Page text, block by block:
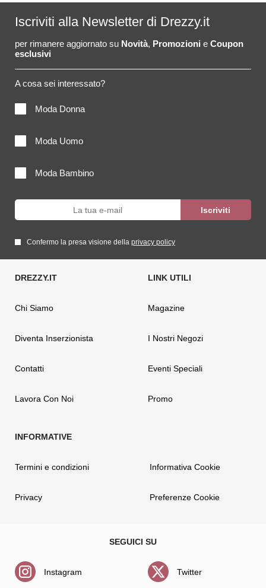
Iscriviti alla Newsletter di Drezzy.it
per rimanere aggiornato su Novità, Promozioni e Coupon
esclusivi
A cosa sei interessato?
Moda Donna
Moda Uomo
Moda Bambino
Confermo la presa visione della privacy policy
Chi Siamo
Diventa Inserzionista
Contatti
Lavora Con Noi
Magazine
I Nostri Negozi
Eventi Speciali
Promo
Termini e condizioni
Privacy
Informativa Cookie
Preferenze Cookie
Instagram Twitter